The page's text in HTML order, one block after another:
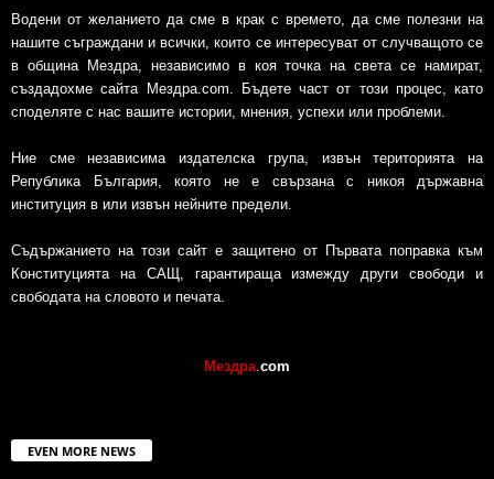
Водени от желанието да сме в крак с времето, да сме полезни на
нашите съграждани и всички, които се интересуват от случващото се
в община Мездра, независимо в коя точка на света се намират,
създадохме сайта Мездра.com. Бъдете част от този процес, като
споделяте с нас вашите истории, мнения, успехи или проблеми.
Ние сме независима издателска група, извън територията на
Република България, която не е свързана с никоя държавна
институция в или извън нейните предели.
Съдържанието на този сайт е защитено от Първата поправка към
Конституцията на САЩ, гарантираща измежду други свободи и
свободата на словото и печата.
Мездра.com
EVEN MORE NEWS